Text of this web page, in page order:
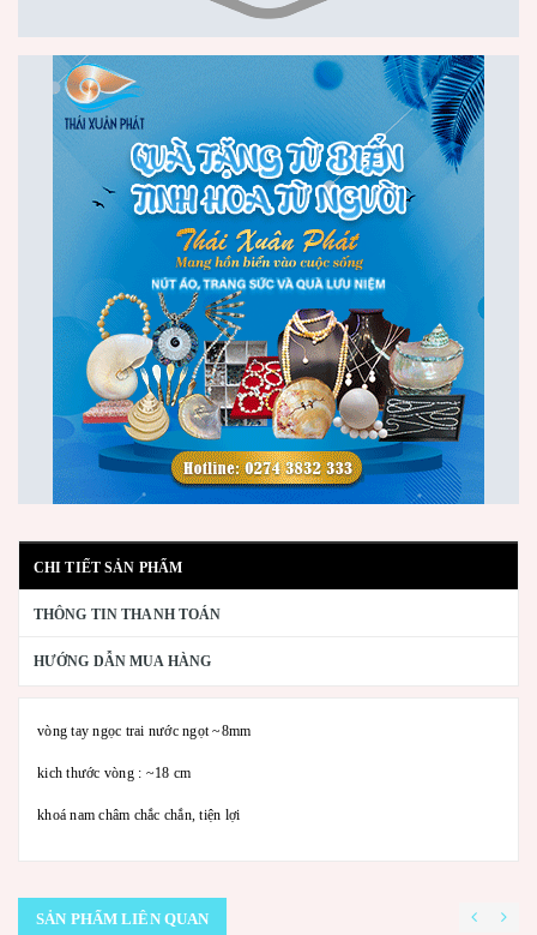
CHI TIẾT SẢN PHẨM
THÔNG TIN THANH TOÁN
HƯỚNG DẪN MUA HÀNG
vòng tay ngọc trai nước ngọt ~8mm
kich thước vòng : ~18 cm
khoá nam châm chắc chắn, tiện lợi
SẢN PHẨM LIÊN QUAN